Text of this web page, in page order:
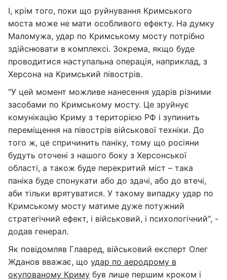
І, крім того, поки що руйнування Кримського
моста може не мати особливого ефекту. На думку
Маломужа, удар по Кримському мосту потрібно
здійснювати в комплексі. Зокрема, якщо буде
проводитися наступальна операція, наприклад, з
Херсона на Кримський півострів.
"У цей момент можливе нанесення ударів різними
засобами по Кримському мосту. Це зруйнує
комунікацію Криму з територією РФ і зупинить
переміщення на півострів військової техніки. До
того ж, це спричинить паніку, тому що росіяни
будуть оточені з нашого боку з Херсонської
області, а також буде перекритий міст – така
паніка буде спонукати або до здачі, або до втечі,
аби тільки врятуватися. У такому випадку удар по
Кримському мосту матиме дуже потужний
стратегічний ефект, і військовий, і психологічний", -
додав генерал.
Як повідомляв Главред, військовий експерт Олег
Жданов вважає, що удар по аеродрому в
окупованому Криму був лише першим кроком і